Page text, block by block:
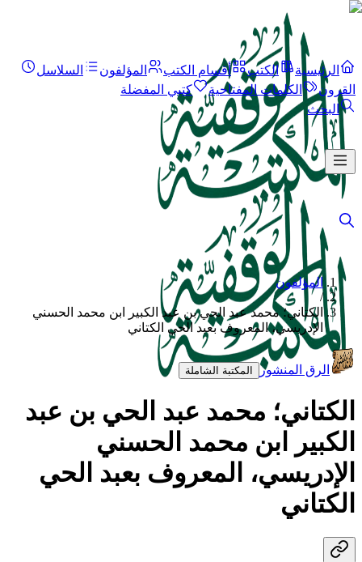
الرئيسية الكتب أقسام الكتب المؤلفون
السلاسل
القرون
الكلمات المفتاحية
كتبي المفضلة
البحث
المؤلفون
/
الكتاني؛ محمد عبد الحي بن عبد الكبير ابن محمد الحسني
الإدريسي، المعروف بعبد الحي الكتاني
الرق المنشور المكتبة الشاملة
الكتاني؛ محمد عبد الحي بن عبد
الكبير ابن محمد الحسني
الإدريسي، المعروف بعبد الحي
الكتاني